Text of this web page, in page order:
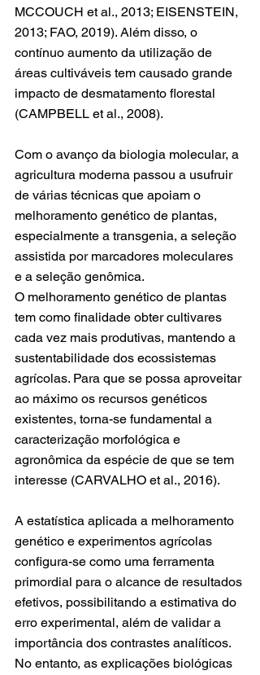
MCCOUCH et al., 2013; EISENSTEIN,
2013; FAO, 2019). Além disso, o
contínuo aumento da utilização de
áreas cultiváveis tem causado grande
impacto de desmatamento florestal
(CAMPBELL et al., 2008).
Com o avanço da biologia molecular, a
agricultura moderna passou a usufruir
de várias técnicas que apoiam o
melhoramento genético de plantas,
especialmente a transgenia, a seleção
assistida por marcadores moleculares
e a seleção genômica.
O melhoramento genético de plantas
tem como finalidade obter cultivares
cada vez mais produtivas, mantendo a
sustentabilidade dos ecossistemas
agrícolas. Para que se possa aproveitar
ao máximo os recursos genéticos
existentes, torna-se fundamental a
caracterização morfológica e
agronômica da espécie de que se tem
interesse (CARVALHO et al., 2016).
A estatística aplicada a melhoramento
genético e experimentos agrícolas
configura-se como uma ferramenta
primordial para o alcance de resultados
efetivos, possibilitando a estimativa do
erro experimental, além de validar a
importância dos contrastes analíticos.
No entanto, as explicações biológicas